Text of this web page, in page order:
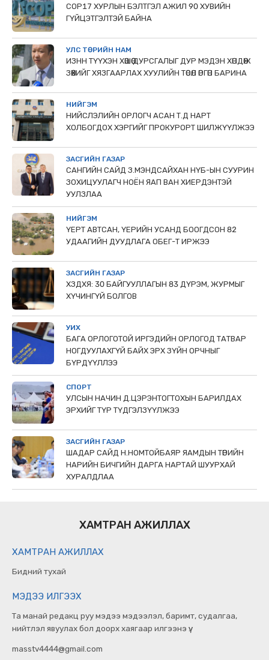
COP17 ХУРЛЫН БЭЛТГЭЛ АЖИЛ 90 ХУВИЙН
ГҮЙЦЭТГЭЛТЭЙ БАЙНА
УЛС ТӨРИЙН НАМ
ИЗНН ТҮҮХЭН ХӨШӨӨ ДУРСГАЛЫГ ДУР МЭДЭН ХӨНДӨЖ
ЗӨӨХИЙГ ХЯЗГААРЛАХ ХУУЛИЙН ТӨСӨЛ ӨРГӨН БАРИНА
НИЙГЭМ
НИЙСЛЭЛИЙН ОРЛОГЧ АСАН Т.Д НАРТ
ХОЛБОГДОХ ХЭРГИЙГ ПРОКУРОРТ ШИЛЖҮҮЛЖЭЭ
ЗАСГИЙН ГАЗАР
САНГИЙН САЙД З.МЭНДСАЙХАН НҮБ-ЫН СУУРИН
ЗОХИЦУУЛАГЧ НОЁН ЯАП ВАН ХИЕРДЭНТЭЙ
УУЛЗЛАА
НИЙГЭМ
ҮЕРТ АВТСАН, ҮЕРИЙН УСАНД БООГДСОН 82
УДААГИЙН ДУУДЛАГА ОБЕГ-Т ИРЖЭЭ
ЗАСГИЙН ГАЗАР
ХЗДХЯ: 30 БАЙГУУЛЛАГЫН 83 ДҮРЭМ, ЖУРМЫГ
ХҮЧИНГҮЙ БОЛГОВ
УИХ
БАГА ОРЛОГОТОЙ ИРГЭДИЙН ОРЛОГОД ТАТВАР
НОГДУУЛАХГҮЙ БАЙХ ЭРХ ЗҮЙН ОРЧНЫГ
БҮРДҮҮЛЛЭЭ
СПОРТ
УЛСЫН НАЧИН Д.ЦЭРЭНТОГТОХЫН БАРИЛДАХ
ЭРХИЙГ ТҮР ТҮДГЭЛЗҮҮЛЖЭЭ
ЗАСГИЙН ГАЗАР
ШАДАР САЙД Н.НОМТОЙБАЯР ЯАМДЫН ТӨРИЙН
НАРИЙН БИЧГИЙН ДАРГА НАРТАЙ ШУУРХАЙ
ХУРАЛДЛАА
ХАМТРАН АЖИЛЛАХ
ХАМТРАН АЖИЛЛАХ
Бидний тухай
МЭДЭЭ ИЛГЭЭХ
Та манай редакц руу мэдээ мэдээлэл, баримт, судалгаа,
нийтлэл явуулах бол доорх хаягаар илгээнэ үү.
masstv4444@gmail.com